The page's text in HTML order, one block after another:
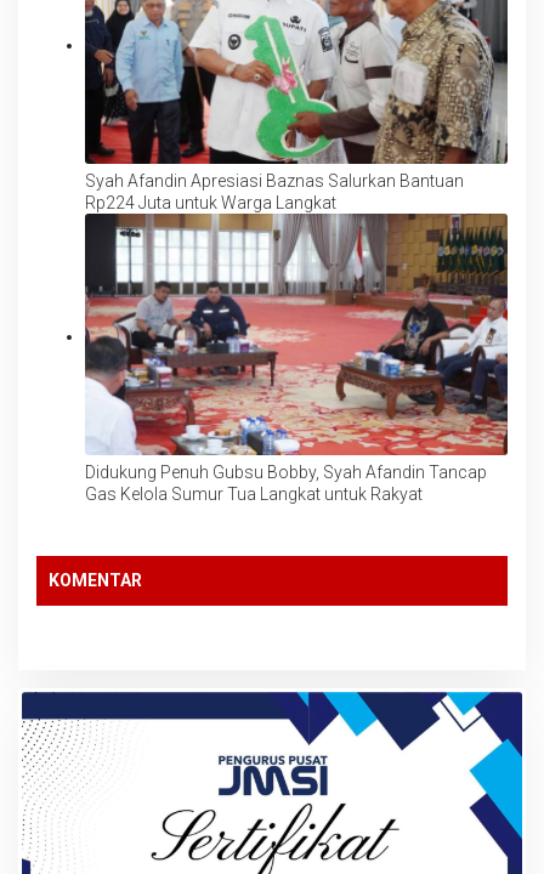
Syah Afandin Apresiasi Baznas Salurkan Bantuan
Rp224 Juta untuk Warga Langkat
Didukung Penuh Gubsu Bobby, Syah Afandin Tancap
Gas Kelola Sumur Tua Langkat untuk Rakyat
KOMENTAR